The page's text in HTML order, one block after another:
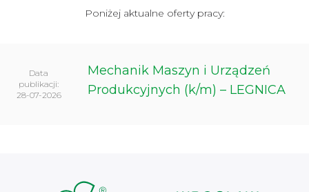
Poniżej aktualne oferty pracy:
Data
publikacji:
28-07-2026
Mechanik Maszyn i Urządzeń
Produkcyjnych (k/m) – LEGNICA